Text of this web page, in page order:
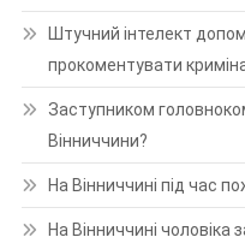
Штучний інтелект
прокоментувати
Заступником
Вінниччини?
На Вінниччині під час
На Вінниччині чоловіка